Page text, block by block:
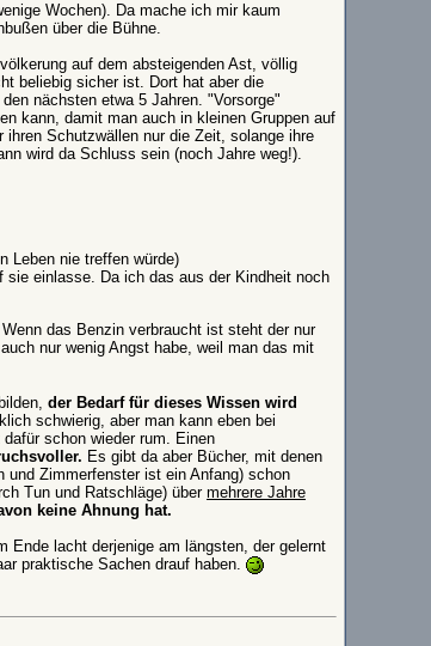
Wochen). Da mache ich mir kaum
über die Bühne.
auf dem absteigenden Ast, völlig
beliebig sicher ist. Dort hat aber die
nächsten etwa 5 Jahren. "Vorsorge"
kann, damit man auch in kleinen Gruppen auf
Schutzwällen nur die Zeit, solange ihre
wird da Schluss sein (noch Jahre weg!).
Leben nie treffen würde)
sie einlasse. Da ich das aus der Kindheit noch
das Benzin verbraucht ist steht der nur
nur wenig Angst habe, weil man das mit
der Bedarf für dieses Wissen wird
schwierig, aber man kann eben bei
schon wieder rum. Einen
Es gibt da aber Bücher, mit denen
und Zimmerfenster ist ein Anfang) schon
Tun und Ratschläge) über mehrere Jahre
keine Ahnung hat.
Ende lacht derjenige am längsten, der gelernt
praktische Sachen drauf haben.